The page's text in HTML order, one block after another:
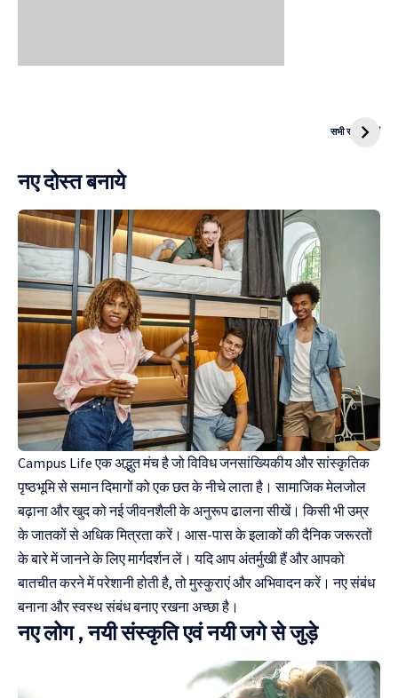
सभी स्टोरी देखें
Kanya Vivah
नए दोस्त बनाये
Campus Life एक अद्भुत मंच है जो विविध जनसांख्यिकीय और सांस्कृतिक
पृष्ठभूमि से समान दिमागों को एक छत के नीचे लाता है। सामाजिक मेलजोल
बढ़ाना और खुद को नई जीवनशैली के अनुरूप ढालना सीखें। किसी भी उम्र
के जातकों से अधिक मित्रता करें। आस-पास के इलाकों की दैनिक जरूरतों
के बारे में जानने के लिए मार्गदर्शन लें। यदि आप अंतर्मुखी हैं और आपको
बातचीत करने में परेशानी होती है, तो मुस्कुराएं और अभिवादन करें। नए संबंध
बनाना और स्वस्थ संबंध बनाए रखना अच्छा है।
नए लोग , नयी संस्कृति एवं नयी जगे से जुड़े